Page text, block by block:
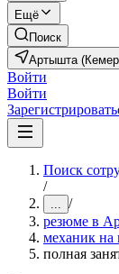
Ещё
Поиск
Артышта
Войти
Войти
Поиск
/
... /
резюме в
механик на
полная